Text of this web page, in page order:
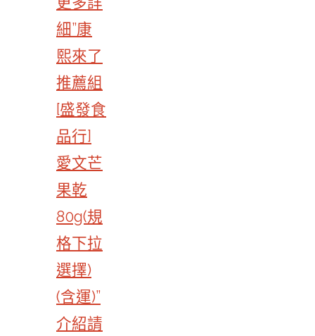
細”康
熙來了
推薦組
[盛發食
品行]
愛文芒
果乾
80g(規
格下拉
選擇)
(含運)”
介紹請